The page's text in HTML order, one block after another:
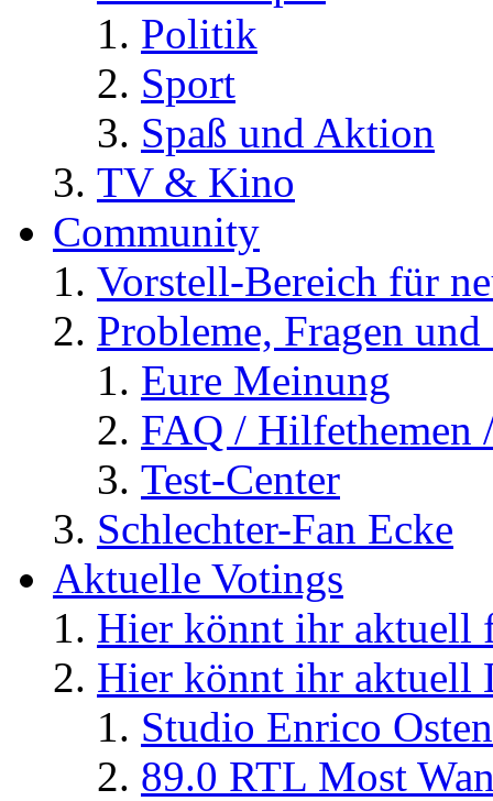
Politik
Sport
Spaß und Aktion
TV & Kino
Community
Vorstell-Bereich für
Probleme, Fragen
Eure Meinung
FAQ / Hilfethemen
Test-Center
Schlechter-Fan Ecke
Aktuelle Votings
Hier könnt ihr aktuell
Hier könnt ihr aktuell
Studio Enrico
89.0 RTL Most